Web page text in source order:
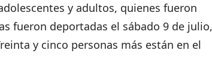
y adultos, quienes fueron
fueron deportadas el sábado 9 de
y cinco personas más están en el